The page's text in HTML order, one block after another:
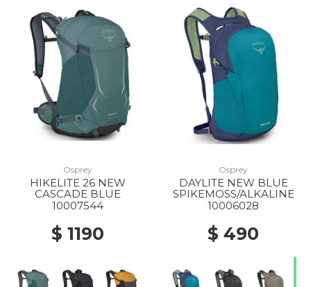
Osprey
HIKELITE 26 NEW
CASCADE BLUE
10007544
$ 1190
Osprey
DAYLITE NEW BLUE
SPIKEMOSS/ALKALINE
10006028
$ 490